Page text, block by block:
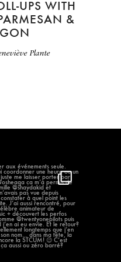
UPS WITH
&
Plante
aux événements
...
58